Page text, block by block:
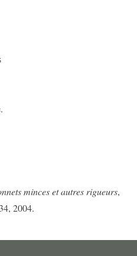
minces et autres rigueurs,
2004.